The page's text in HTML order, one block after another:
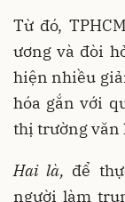
Từ đó,
ương và đòi
hiện nhiều
hóa gắn với
thị trường văn
Hai là, để
người làm